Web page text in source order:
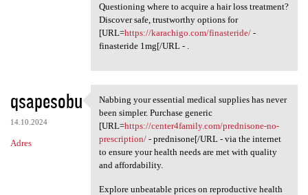
Questioning where to acquire a hair loss treatment?
Discover safe, trustworthy options for
[URL=https://karachigo.com/finasteride/-
finasteride 1mg[/URL - .
qsapesobu
14.10.2024
Adres
Nabbing your essential
Nabbing your essential medical supplies has never
been simpler. Purchase generic
[URL=https://center4family.com/prednisone-no-
prescription/- prednisone[/URL - via the internet
to ensure your health needs are met with quality
and affordability.
Explore unbeatable prices on reproductive health